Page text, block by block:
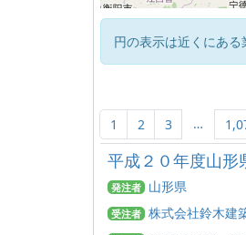
円の表示は近くにあ
1 2 3 …
平成２０年度山形
発注者 山形県
受注者 株式会社鈴木建